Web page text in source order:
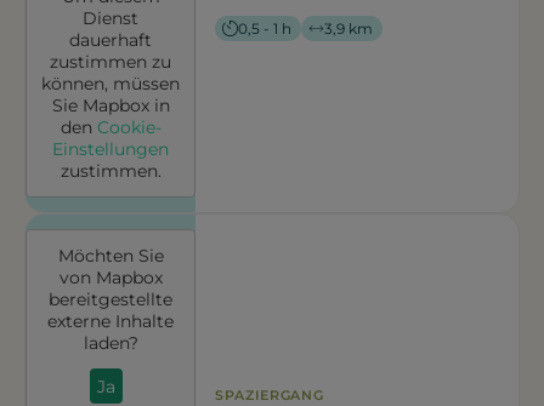
Dienst
dauerhaft
zustimmen zu
können, müssen
Sie Mapboxin
den Cookie-
Einstellungen
zustimmen.
0,5 - 1 h 3,9 km
Möchten Sie
von Mapbox
bereitgestellte
externe Inhalte
laden?
Ja
SPAZIERGANG